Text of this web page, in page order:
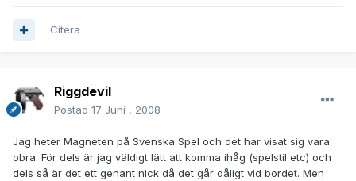
Citera
Riggdevil
Postad 17 Juni , 2008
Jag heter Magneten på Svenska Spel och det har visat sig vara
obra. För dels är jag väldigt lätt att komma ihåg (spelstil etc) och
dels så är det ett genant nick då det går dåligt vid bordet. Men